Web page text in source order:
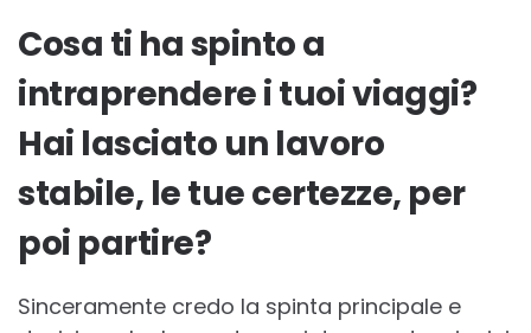
Cosa ti ha spinto a
intraprendere i tuoi viaggi?
Hai lasciato un lavoro
stabile, le tue certezze, per
poi partire?
Sinceramente credo la spinta principale e